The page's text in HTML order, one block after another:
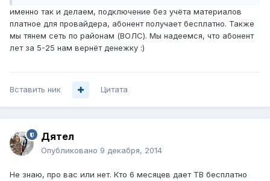
именно так и делаем, подключение без учёта материалов
платное для провайдера, абонент получает бесплатно. Также
мы тянем сеть по районам (ВОЛС). Мы надеемся, что абонент
лет за 5-25 нам вернёт денежку :)
Вставить ник Цитата
Дятел
Опубликовано 9 декабря, 2014
Не знаю, про вас или нет. Кто 6 месяцев дает ТВ бесплатно